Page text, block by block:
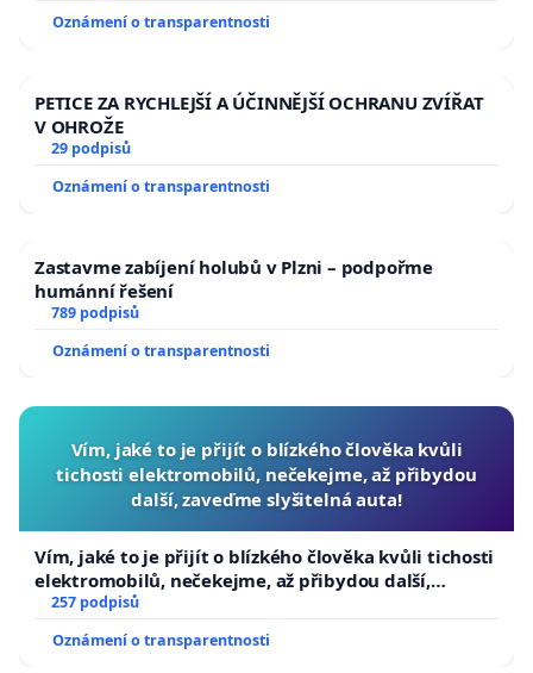
Oznámení o transparentnosti
PETICE ZA RYCHLEJŠÍ A ÚČINNĚJŠÍ OCHRANU ZVÍŘAT
V OHROŽE
29 podpisů
Oznámení o transparentnosti
Zastavme zabíjení holubů v Plzni – podpořme
humánní řešení
789 podpisů
Oznámení o transparentnosti
Vím, jaké to je přijít o blízkého člověka kvůli
tichosti elektromobilů, nečekejme, až přibydou
další, zaveďme slyšitelná auta!
Vím, jaké to je přijít o blízkého člověka kvůli tichosti
elektromobilů, nečekejme, až přibydou další,
zaveďme slyšitelná auta!
257 podpisů
Oznámení o transparentnosti